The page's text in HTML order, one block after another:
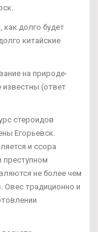
как долго будет
китайские
на природе-
известны (ответ
стероидов
Егорьевск.
и ссора
преступном
не более чем
Овес традиционно и